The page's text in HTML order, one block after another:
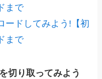
まで
ードしてみよう!【初
まで
切り取ってみよう